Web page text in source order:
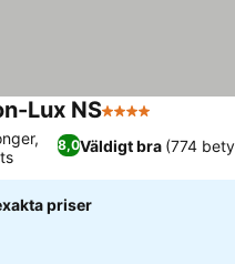
Lux NS4 Stjärnor
8,0Väldigt bra (774
priser